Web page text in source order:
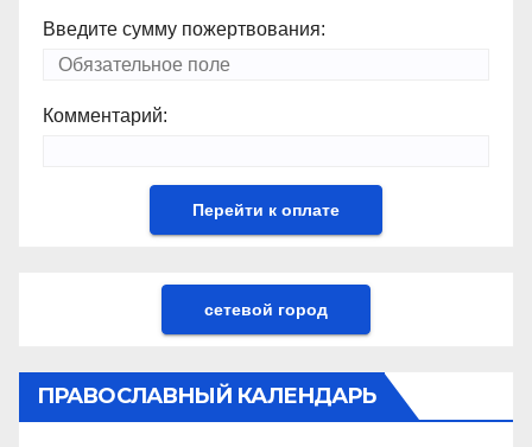
Введите сумму пожертвования:
Комментарий:
сетевой город
ПРАВОСЛАВНЫЙ КАЛЕНДАРЬ